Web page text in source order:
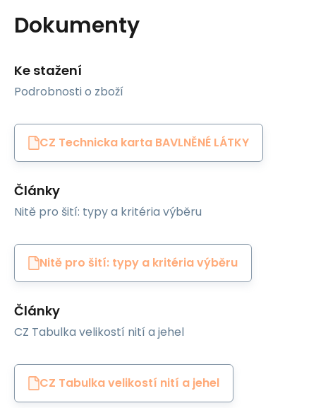
Dokumenty
Ke stažení
Podrobnosti o zboží
CZ Technicka karta BAVLNĚNÉ LÁTKY
Články
Nitě pro šití: typy a kritéria výběru
Nitě pro šití: typy a kritéria výběru
Články
CZ Tabulka velikostí nití a jehel
CZ Tabulka velikostí nití a jehel